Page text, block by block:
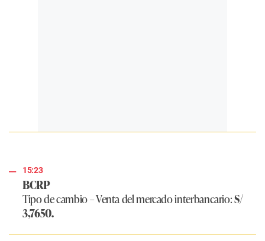
15:23
BCRP
Tipo de cambio – Venta del mercado interbancario:S/
3,7650.